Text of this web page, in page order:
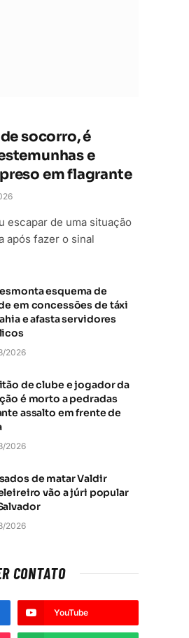
socorro, é
e
em flagrante
escapar de uma situação
após fazer o sinal
esquema de
em concessões de táxi
e afasta servidores
2026
de clube e jogador da
é morto a pedradas
assalto em frente de
2026
de matar Valdir
vão a júri popular
2026
CONTATO
YouTube